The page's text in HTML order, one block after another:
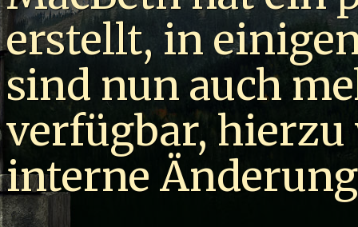
erstellt, in
sind nun auch
verfügbar, hierzu
interne